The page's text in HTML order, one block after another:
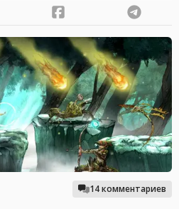
14 комментариев